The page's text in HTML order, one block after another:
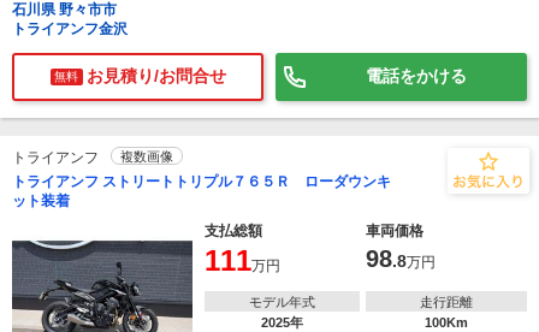
石川県 野々市市
トライアンフ金沢
無料 お見積り/お問合せ 電話をかける
トライアンフ 複数画像
トライアンフ ストリートトリプル７６５Ｒ ローダウンキ
ット装着
支払総額
車両価格
111万円 98.8万円
モデル年式
2025年
走行距離
100Km